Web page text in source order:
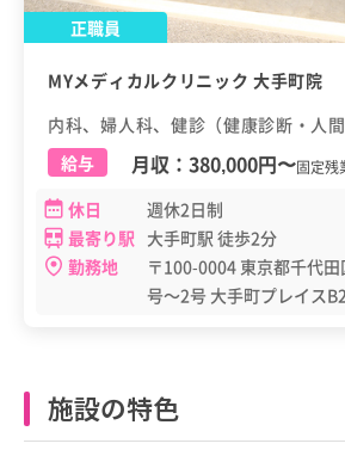
正職員
MYメディカルクリニック 大手町院
内科、婦人科、健診（健康診断・人間
給与
月収： 380,000円〜固定残
休日
週休2日制
最寄り駅 大手町駅 徒歩2分
勤務地
〒100-0004 東京都千代
号～2号 大手町プレイス
施設の特色